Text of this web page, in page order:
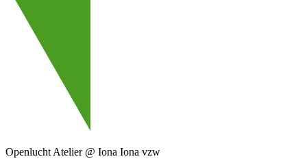
Openlucht Atelier @ Iona Iona vzw